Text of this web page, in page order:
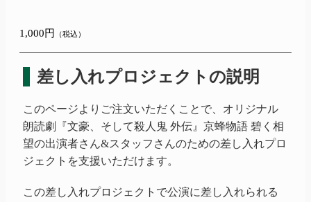
1,000円 （税込）
差し入れプロジェクトの説明
このページよりご注文いただくことで、オリジナル
朗読劇『文豪、そして殺人鬼 外伝』京蜂物語 碧く相
望の出演者さん&スタッフさんのための差し入れプロ
ジェクトを支援いただけます。
この差し入れプロジェクトで公演に差し入れられる